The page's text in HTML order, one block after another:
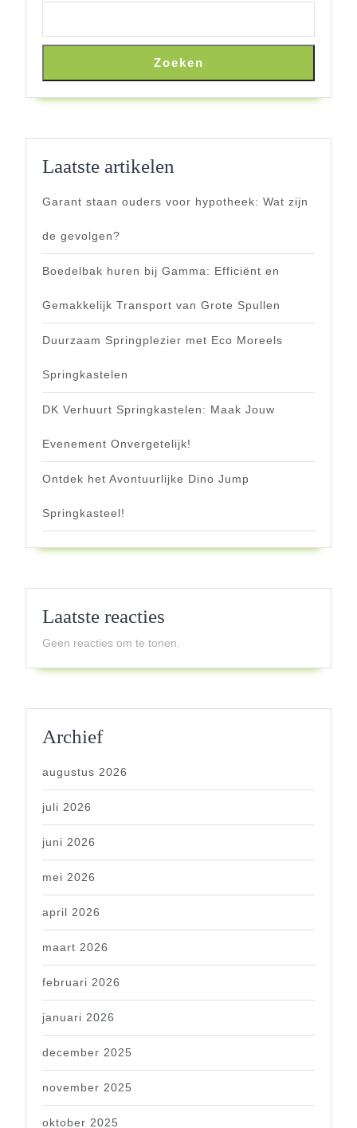
Zoeken
Laatste artikelen
Garant staan ouders voor hypotheek: Wat zijn
de gevolgen?
Boedelbak huren bij Gamma: Efficiënt en
Gemakkelijk Transport van Grote Spullen
Duurzaam Springplezier met Eco Moreels
Springkastelen
DK Verhuurt Springkastelen: Maak Jouw
Evenement Onvergetelijk!
Ontdek het Avontuurlijke Dino Jump
Springkasteel!
Laatste reacties
Geen reacties om te tonen.
Archief
augustus 2026
juli 2026
juni 2026
mei 2026
april 2026
maart 2026
februari 2026
januari 2026
december 2025
november 2025
oktober 2025